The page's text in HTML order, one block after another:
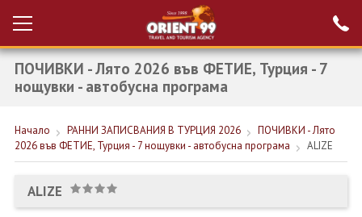
Вход за агенти
Проверка на
резервация
НОВА ГОДИНА ТУРЦИЯ
НОВА ГОДИНА
ПОЧИВКИ - Лято 2026 във ФЕТИЕ, Турция - 7
нощувки - автобусна програма
Начало РАННИ ЗАПИСВАНИЯ В ТУРЦИЯ 2026
ПОЧИВКИ - Лято
2026 във ФЕТИЕ, Турция - 7 нощувки - автобусна програма
ALIZE
ALIZE